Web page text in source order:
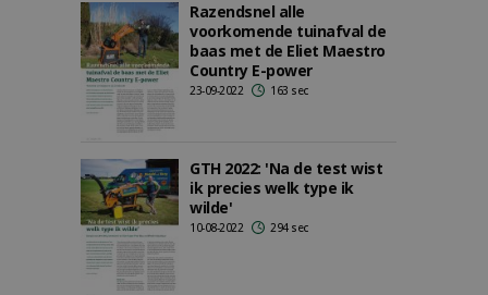
Razendsnel alle
voorkomende tuinafval de
baas met de Eliet Maestro
Country E-power
23-09-2022 163 sec
GTH 2022: 'Na de test wist
ik precies welk type ik
wilde'
10-08-2022 294 sec